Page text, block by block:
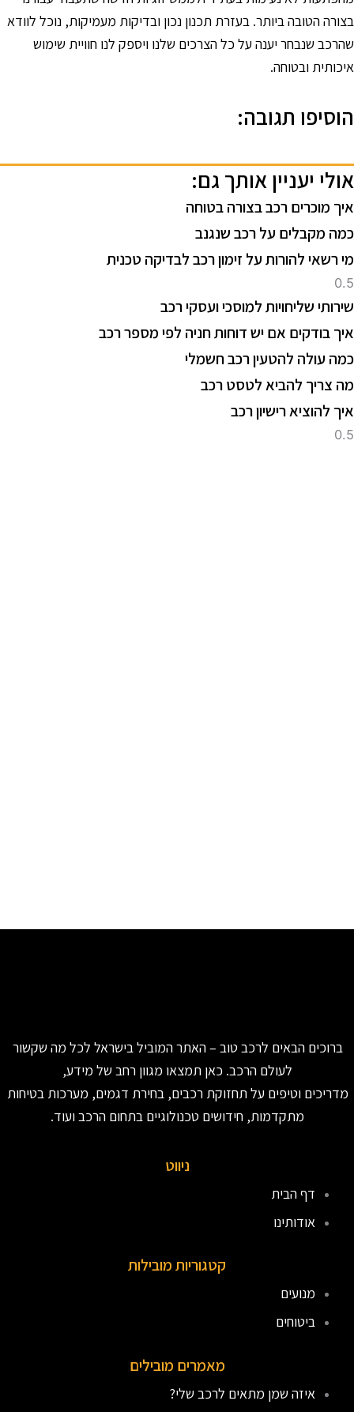
הטובה ביותר. בעזרת תכנון נכון ובדיקות מעמיקות, נוכל לוודא
שנבחר יענה על כל הצרכים שלנו ויספק לנו חוויית שימוש
ובטוחה.
תגובה:
יעניין אותך גם:
מוכרים רכב בצורה בטוחה
מקבלים על רכב שנגנב
רשאי להורות על זימון רכב לבדיקה טכנית
שליחויות למוסכי ועסקי רכב
בודקים אם יש דוחות חניה לפי מספר רכב
עולה להטעין רכב חשמלי
צריך להביא לטסט רכב
להוציא רישיון רכב
ברוכים הבאים לרכב טוב – האתר המוביל בישראל לכל מה שקשור
לעולם הרכב. כאן תמצאו מגוון רחב של מידע,
מדריכים וטיפים על תחזוקת רכבים, בחירת דגמים, מערכות בטיחות
מתקדמות, חידושים טכנולוגיים בתחום הרכב ועוד.
ניווט
דף הבית
אודותינו
קטגוריות מובילות
מנועים
ביטוחים
מאמרים מובילים
איזה שמן מתאים לרכב שלי?